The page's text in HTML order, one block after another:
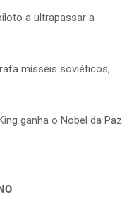
a ultrapassar a
mísseis soviéticos,
ganha o Nobel da Paz.